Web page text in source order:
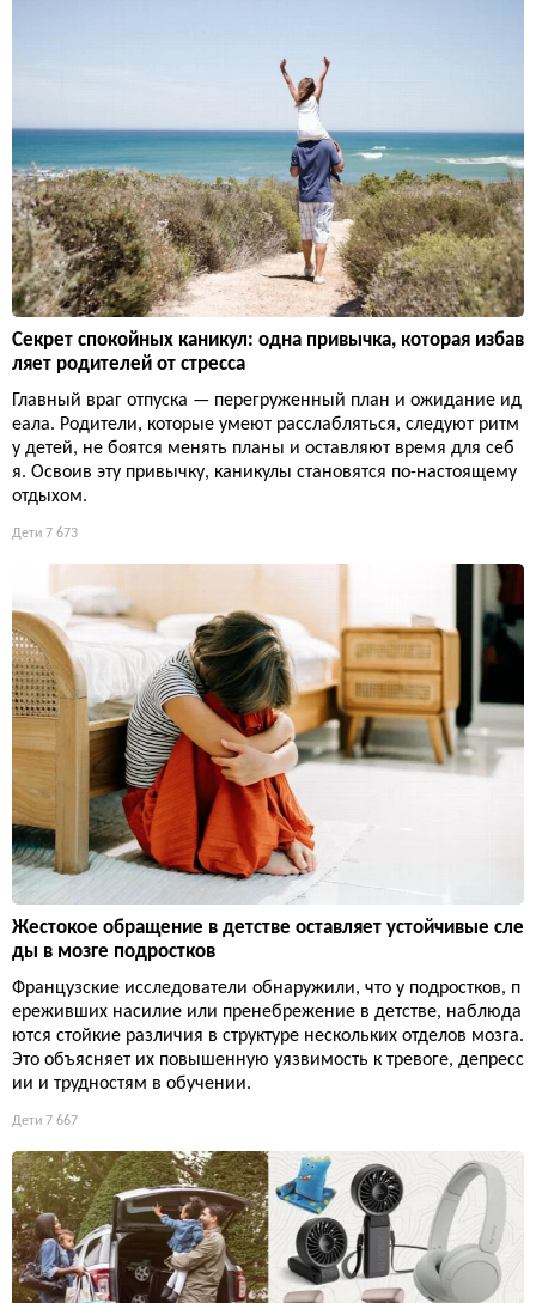
Секрет спокойных каникул: одна привычка, которая избав
ляет родителей от стресса
Главный враг отпуска — перегруженный план и ожидание ид
еала. Родители, которые умеют расслабляться, следуют ритм
у детей, не боятся менять планы и оставляют время для себ
я. Освоив эту привычку, каникулы становятся по-настоящему
отдыхом.
Дети 7 673
Жестокое обращение в детстве оставляет устойчивые сле
ды в мозге подростков
Французские исследователи обнаружили, что у подростков, п
ереживших насилие или пренебрежение в детстве, наблюда
ются стойкие различия в структуре нескольких отделов мозга.
Это объясняет их повышенную уязвимость к тревоге, депресс
ии и трудностям в обучении.
Дети 7 667